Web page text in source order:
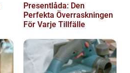
Presentlåda: Den
Perfekta Överraskningen
För Varje Tillfälle